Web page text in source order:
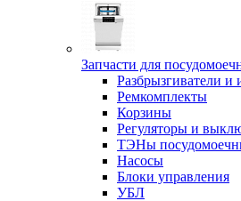
Запчасти для
Разбрызгиватели и
Ремкомплекты
Корзины
Регуляторы и
ТЭНы
Насосы
Блоки управления
УБЛ